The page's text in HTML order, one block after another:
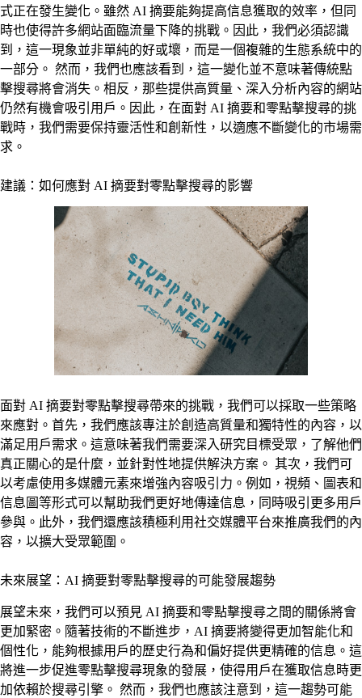
式正在發生變化。雖然 AI 摘要能夠提高信息獲取的效率，但同
時也使得許多網站面臨流量下降的挑戰。因此，我們必須認識
到，這一現象並非單純的好或壞，而是一個複雜的生態系統中的
一部分。 然而，我們也應該看到，這一變化並不意味著傳統點
擊搜尋將會消失。相反，那些提供高質量、深入分析內容的網站
仍然有機會吸引用戶。因此，在面對 AI 摘要和零點擊搜尋的挑
戰時，我們需要保持靈活性和創新性，以適應不斷變化的市場需
求。
建議：如何應對 AI 摘要對零點擊搜尋的影響
面對 AI 摘要對零點擊搜尋帶來的挑戰，我們可以採取一些策略
來應對。首先，我們應該專注於創造高質量和獨特性的內容，以
滿足用戶需求。這意味著我們需要深入研究目標受眾，了解他們
真正關心的是什麼，並針對性地提供解決方案。 其次，我們可
以考慮使用多媒體元素來增強內容吸引力。例如，視頻、圖表和
信息圖等形式可以幫助我們更好地傳達信息，同時吸引更多用戶
參與。此外，我們還應該積極利用社交媒體平台來推廣我們的內
容，以擴大受眾範圍。
未來展望：AI 摘要對零點擊搜尋的可能發展趨勢
展望未來，我們可以預見 AI 摘要和零點擊搜尋之間的關係將會
更加緊密。隨著技術的不斷進步，AI 摘要將變得更加智能化和
個性化，能夠根據用戶的歷史行為和偏好提供更精確的信息。這
將進一步促進零點擊搜尋現象的發展，使得用戶在獲取信息時更
加依賴於搜尋引擎。 然而，我們也應該注意到，這一趨勢可能